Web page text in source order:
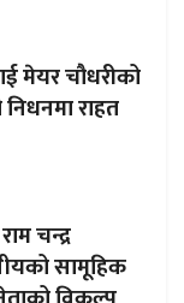
मेयर चौधरीको
राहत
चन्द्र
सामूहिक